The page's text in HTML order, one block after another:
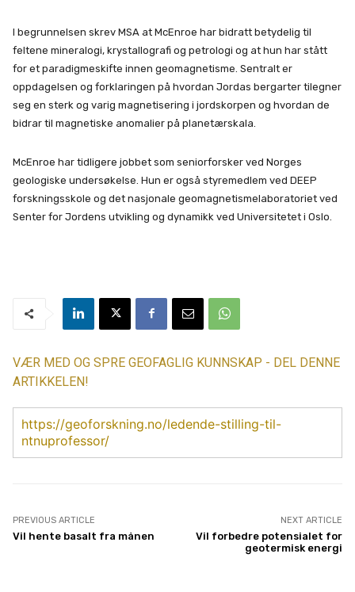
I begrunnelsen skrev MSA at McEnroe har bidratt betydelig til
feltene mineralogi, krystallografi og petrologi og at hun har stått
for et paradigmeskifte innen geomagnetisme. Sentralt er
oppdagelsen og forklaringen på hvordan Jordas bergarter tilegner
seg en sterk og varig magnetisering i jordskorpen og hvordan de
bidrar til magnetiske anomalier på planetærskala.
McEnroe har tidligere jobbet som seniorforsker ved Norges
geologiske undersøkelse. Hun er også styremedlem ved DEEP
forskningsskole og det nasjonale geomagnetismelaboratoriet ved
Senter for Jordens utvikling og dynamikk ved Universitetet i Oslo.
VÆR MED OG SPRE GEOFAGLIG KUNNSKAP - DEL DENNE
ARTIKKELEN!
https://geoforskning.no/ledende-stilling-til-
ntnuprofessor/
PREVIOUS ARTICLE
Vil hente basalt fra månen
NEXT ARTICLE
Vil forbedre potensialet for
geotermisk energi